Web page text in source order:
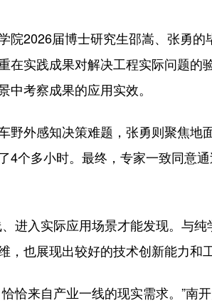
2026届博士研究生邵嵩、张勇的
在实践成果对解决工程实际问题
考察成果的应用实效。
外感知决策难题，张勇则聚焦地
4个多小时。最终，专家一致同意
入实际应用场景才能发现。与纯
也展现出较好的技术创新能力和
来自产业一线的现实需求。”南